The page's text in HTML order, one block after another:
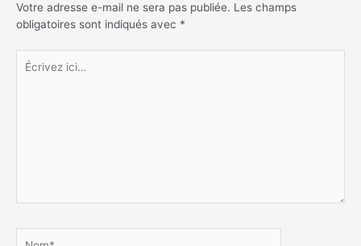
Votre adresse e-mail ne sera pas publiée. Les champs
obligatoires sont indiqués avec *
Écrivez
ici…